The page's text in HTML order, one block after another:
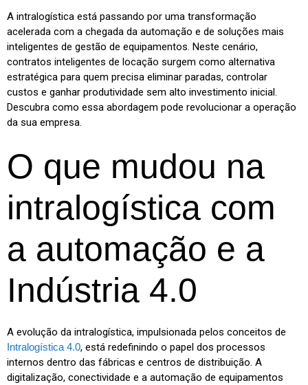
A intralogística está passando por uma transformação
acelerada com a chegada da automação e de soluções mais
inteligentes de gestão de equipamentos. Neste cenário,
contratos inteligentes de locação surgem como alternativa
estratégica para quem precisa eliminar paradas, controlar
custos e ganhar produtividade sem alto investimento inicial.
Descubra como essa abordagem pode revolucionar a operação
da sua empresa.
O que mudou na
intralogística com
a automação e a
Indústria 4.0
A evolução da intralogística, impulsionada pelos conceitos de
Intralogística 4.0, está redefinindo o papel dos processos
internos dentro das fábricas e centros de distribuição. A
digitalização, conectividade e a automação de equipamentos